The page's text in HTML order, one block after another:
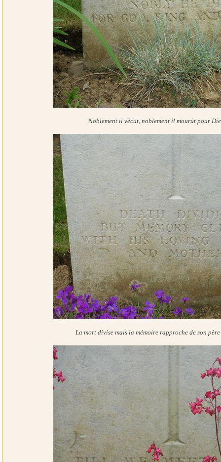
Noblement il vécut, noblement il mourut pour
La mort divise mais la mémoire rapproche de son